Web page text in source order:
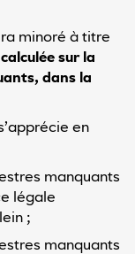
minoré à titre
sur la
dans la
en
manquants
légale
;
manquants